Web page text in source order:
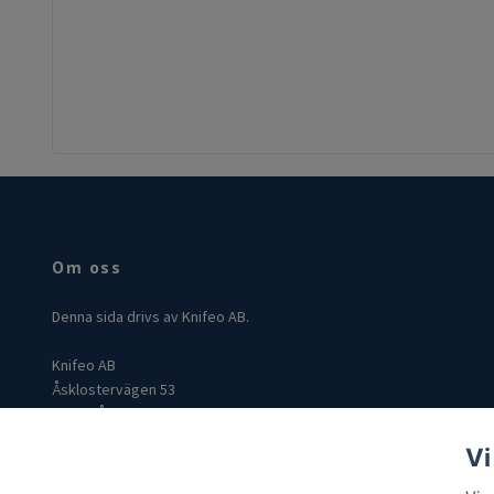
Om oss
Denna sida drivs av Knifeo AB.
Knifeo AB
Åsklostervägen 53
432 96 Åskloster